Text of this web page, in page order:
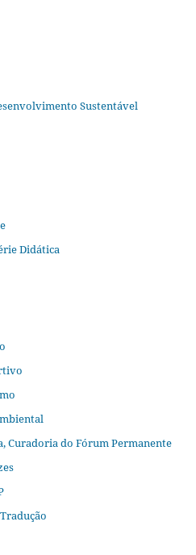
Sustentável
Didática
Curadoria do Fórum Permanente